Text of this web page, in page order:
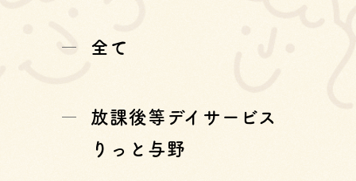
全て
放課後等デイサービス
りっと与野